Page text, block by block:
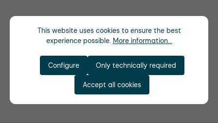
This website uses cookies to ensure the best
experience possible. More information...
Only technically required
Configure
Accept all cookies